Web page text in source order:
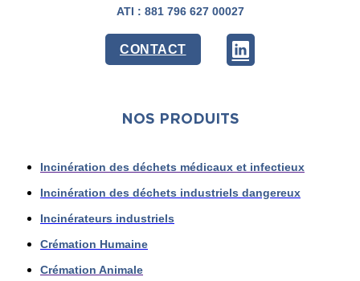
ATI : 881 796 627 00027
CONTACT
NOS PRODUITS
Incinération des déchets médicaux et infectieux
Incinération des déchets industriels dangereux
Incinérateurs industriels
Crémation Humaine
Crémation Animale